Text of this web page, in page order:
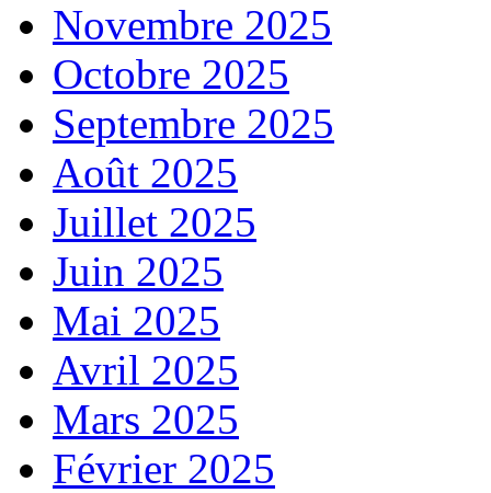
Novembre 2025
Octobre 2025
Septembre 2025
Août 2025
Juillet 2025
Juin 2025
Mai 2025
Avril 2025
Mars 2025
Février 2025